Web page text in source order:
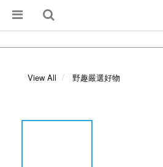
View All 野趣嚴選好物